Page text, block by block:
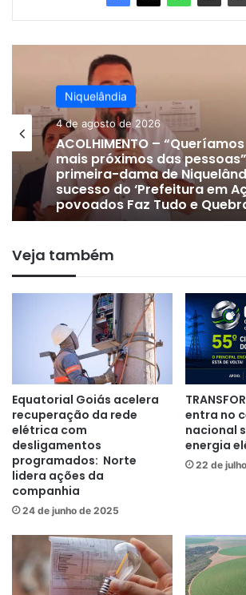
Niquelândia
4 de agosto de 2026
mais próximos das
primeira-dama de
sucesso do ‘Prefeitura em
povoados Faz Tudo e
Niquelândia
24 de julho de 2026
DE OLHO EM 2028 | Vice-
Gervam Freitas oficializa
Lissauer Vieira após
com prefeito em Niquelândia
Veja também
Equatorial Goiás acelera
recuperação da rede
elétrica com
desligamentos
programados: Norte
lidera ações da
companhia
24 de junho de 2025
entra no
nacional
energia
22 de